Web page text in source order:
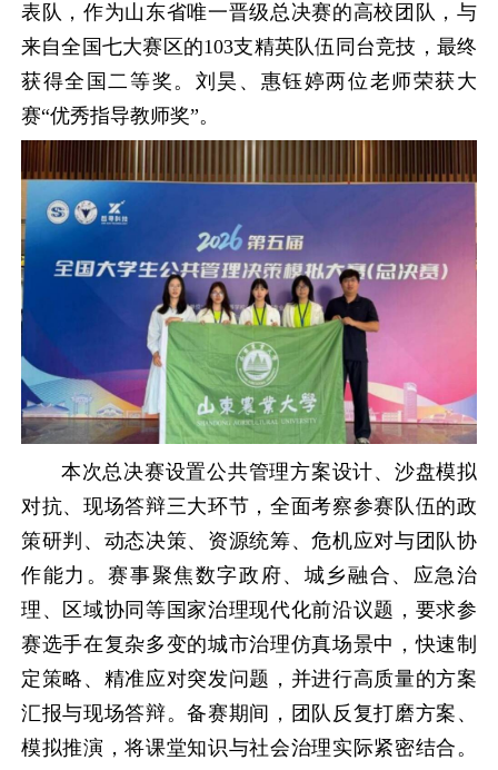
表队，作为山东省唯一晋级总决赛的高校团队，与
来自全国七大赛区的103支精英队伍同台竞技，最终
获得全国二等奖。刘昊、惠钰婷两位老师荣获大
赛“优秀指导教师奖”。
本次总决赛设置公共管理方案设计、沙盘模拟
对抗、现场答辩三大环节，全面考察参赛队伍的政
策研判、动态决策、资源统筹、危机应对与团队协
作能力。赛事聚焦数字政府、城乡融合、应急治
理、区域协同等国家治理现代化前沿议题，要求参
赛选手在复杂多变的城市治理仿真场景中，快速制
定策略、精准应对突发问题，并进行高质量的方案
汇报与现场答辩。备赛期间，团队反复打磨方案、
模拟推演，将课堂知识与社会治理实际紧密结合。